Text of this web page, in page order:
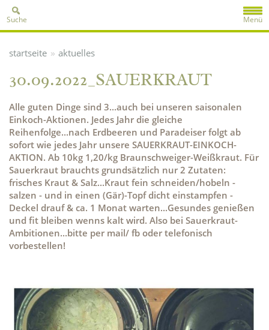
Menü
Suche
startseite » aktuelles
30.09.2022_SAUERKRAUT
Alle guten Dinge sind 3...auch bei unseren saisonalen
Einkoch-Aktionen. Jedes Jahr die gleiche
Reihenfolge...nach Erdbeeren und Paradeiser folgt ab
sofort wie jedes Jahr unsere SAUERKRAUT-EINKOCH-
AKTION. Ab 10kg 1,20/kg Braunschweiger-Weißkraut. Für
Sauerkraut brauchts grundsätzlich nur 2 Zutaten:
frisches Kraut & Salz...Kraut fein schneiden/hobeln -
salzen - und in einen (Gär)-Topf dicht einstampfen -
Deckel drauf & ca. 1 Monat warten...Gesundes genießen
und fit bleiben wenns kalt wird. Also bei Sauerkraut-
Ambitionen...bitte per mail/ fb oder telefonisch
vorbestellen!